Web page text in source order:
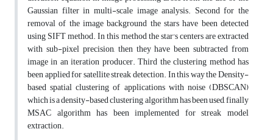
Gaussian filter in multi-scale image analysis. Second for the
removal of the image background the stars have been detected
using SIFT method. In this method the star's centers are extracted
with sub-pixel precision, then they have been subtracted from
image in an iteration producer. Third the clustering method has
been applied for satellite streak detection. In this way the Density-
based spatial clustering of applications with noise (DBSCAN)
which is a density-based clustering algorithm has been used, finally
MSAC algorithm has been implemented for streak model
extraction.